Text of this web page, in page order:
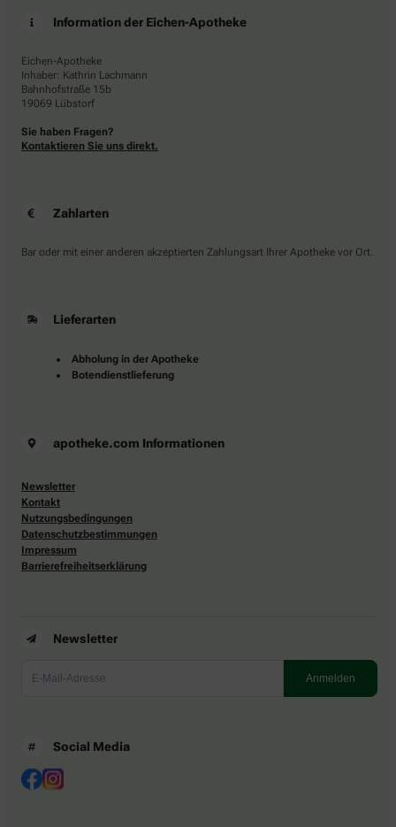
Information der Eichen-Apotheke
Eichen-Apotheke
Inhaber: Kathrin Lachmann
Bahnhofstraße 15b
19069 Lübstorf
Sie haben Fragen?
Kontaktieren Sie uns direkt.
Zahlarten
Bar oder mit einer anderen akzeptierten Zahlungsart Ihrer Apotheke vor Ort.
Lieferarten
Abholung in der Apotheke
Botendienstlieferung
apotheke.com Informationen
Newsletter
Kontakt
Nutzungsbedingungen
Datenschutzbestimmungen
Impressum
Barrierefreiheitserklärung
Newsletter
Social Media